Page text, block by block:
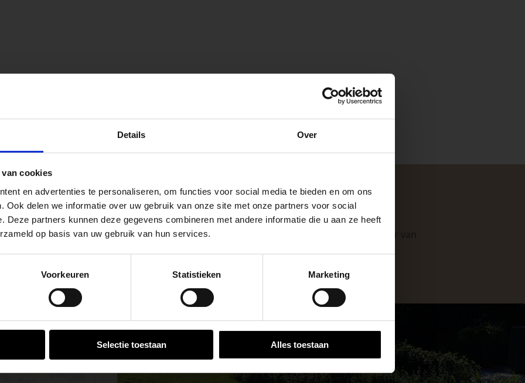
Details Over
cookies
en advertenties te personaliseren, om functies voor social media te bieden en om ons
Ook delen we informatie over uw gebruik van onze site met onze partners voor social
Deze partners kunnen deze gegevens combineren met andere informatie die u aan ze heeft
op basis van uw gebruik van hun services.
Voorkeuren Statistieken Marketing
Selectie toestaan Alles toestaan
zakelijke klanten op zoek naar tuin- en infraproducten. Als professionele leverancier van
producten van topkwaliteit. Lees meer over dezakelijke mogelijkheden.
tijdens de vakantieperiode
vestigingspagina voor de actuele openingstijden.
Brug
en inspirerende showtuinen helpen we je graag bij iedere stap van jouw